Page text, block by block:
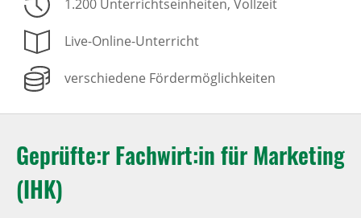
1.200 Unterrichtseinheiten, Vollzeit
Live-Online-Unterricht
verschiedene Fördermöglichkeiten
Geprüfte:r Fachwirt:in für Marketing
(IHK)